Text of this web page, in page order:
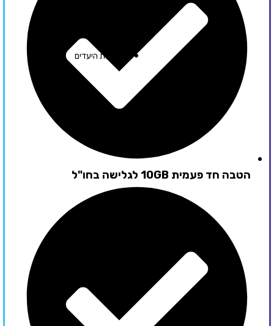
הטבה חד פעמית 10GB לגלישה בחו"ל
לרשימת היעדים